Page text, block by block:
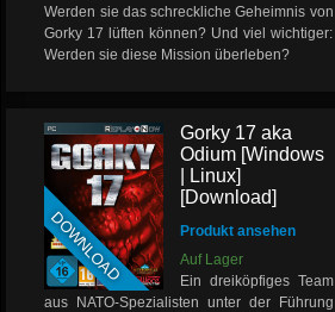
Werden sie das schreckliche Geheimnis von
Gorky 17 lüften können? Und viel wichtiger:
Werden sie diese Mission überleben?
DOWNLOAD
Gorky 17 aka
Odium [Windows
| Linux]
[Download]
Produkt ansehen
Auf Lager
Ein dreiköpfiges Team
aus NATO-Spezialisten unter der Führung